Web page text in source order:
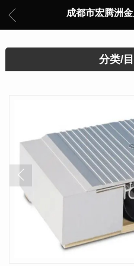
成都市宏腾洲
分类/